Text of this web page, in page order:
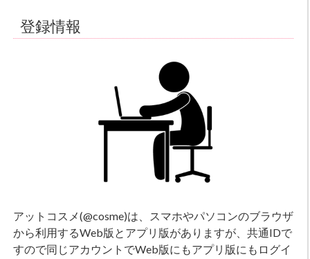
xn--n8jl5yjcye0872aht2d.asia
301 Moved Permanently
登録情報
アットコスメ(@cosme)は、スマホやパソコンのブラウザ
から利用するWeb版とアプリ版がありますが、共通IDで
すので同じアカウントでWeb版にもアプリ版にもログイ